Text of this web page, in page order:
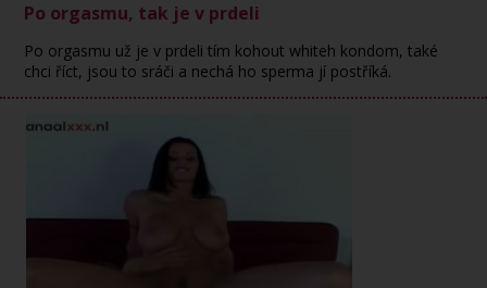
Po orgasmu, tak je v prdeli
Po orgasmu už je v prdeli tím kohout whiteh kondom, také
chci říct, jsou to sráči a nechá ho sperma jí postříká.